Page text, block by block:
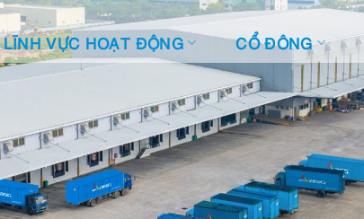
LĨNH VỰC HOẠT ĐỘNG CỔ ĐÔNG